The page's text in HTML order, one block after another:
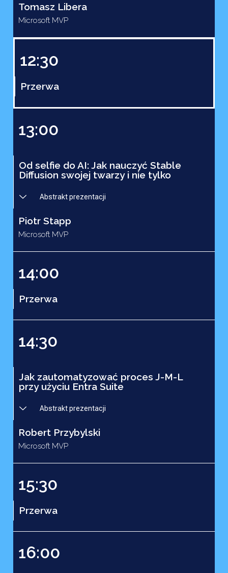
Tomasz Libera
Microsoft MVP
12:30
Przerwa
13:00
Od selfie do AI: Jak nauczyć Stable
Diffusion swojej twarzy i nie tylko
Abstrakt prezentacji
Piotr Stapp
Microsoft MVP
14:00
Przerwa
14:30
Jak zautomatyzować proces J-M-L
przy użyciu Entra Suite
Abstrakt prezentacji
Robert Przybylski
Microsoft MVP
15:30
Przerwa
16:00